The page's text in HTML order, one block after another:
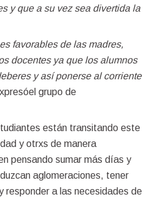
y que a su vez sea divertida la
favorables de las madres,
docentes ya que los alumnos
y así ponerse al corriente
grupo de
están transitando este
y otrxs de manera
pensando sumar más días y
aglomeraciones, tener
responder a las necesidades de